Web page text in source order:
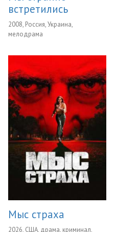
встретились
2008, Россия, Украина,
мелодрама
Мыс страха
2026, США, драма, криминал,